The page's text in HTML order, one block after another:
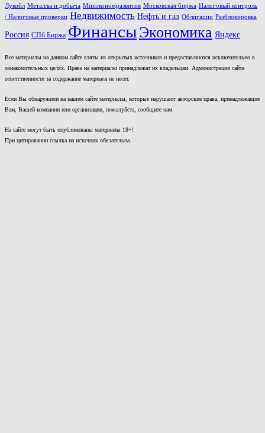
Лукойл Металлы и добыча Минэкономразвития Московская биржа Налоговый контроль
/ Налоговые проверки Недвижимость Нефть и газ Облигации Разблокировка
Россия СПб Биржа ФинансыЭкономика Яндекс
Все материалы на данном сайте взяты из открытых источников и предоставляются исключительно в
ознакомительных целях. Права на материалы принадлежат их владельцам. Администрация сайта
ответственности за содержание материала не несет.
Если Вы обнаружили на нашем сайте материалы, которые нарушают авторские права, принадлежащие
Вам, Вашей компании или организации, пожалуйста, сообщите нам.
На сайте могут быть опубликованы материалы 18+!
При цитировании ссылка на источник обязательна.